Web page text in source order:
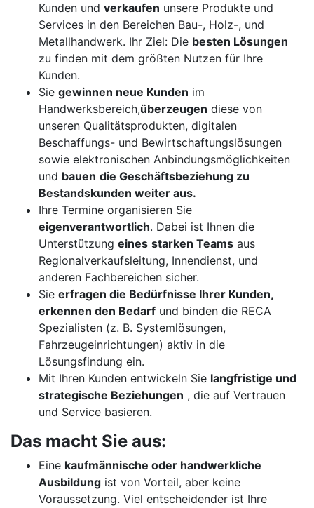
Kunden und verkaufen unsere Produkte und
Services in den Bereichen Bau-, Holz-, und
Metallhandwerk. Ihr Ziel: Die besten Lösungen
zu finden mit dem größten Nutzen für Ihre
Kunden.
Sie gewinnen neue Kunden im
Handwerksbereich,überzeugen diese von
unseren Qualitätsprodukten, digitalen
Beschaffungs- und Bewirtschaftungslösungen
sowie elektronischen Anbindungsmöglichkeiten
und bauen die Geschäftsbeziehung zu
Bestandskunden weiter aus.
Ihre Termine organisieren Sie
eigenverantwortlich. Dabei ist Ihnen die
Unterstützung eines starken Teams aus
Regionalverkaufsleitung, Innendienst, und
anderen Fachbereichen sicher.
Sie erfragen die Bedürfnisse Ihrer Kunden,
erkennen den Bedarf und binden die RECA
Spezialisten (z. B. Systemlösungen,
Fahrzeugeinrichtungen) aktiv in die
Lösungsfindung ein.
Mit Ihren Kunden entwickeln Sie langfristige und
strategische Beziehungen , die auf Vertrauen
und Service basieren.
Das macht Sie aus:
Eine kaufmännische oder handwerkliche
Ausbildung ist von Vorteil, aber keine
Voraussetzung. Viel entscheidender ist Ihre